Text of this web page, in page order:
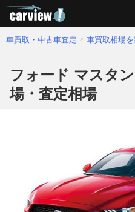
車買取・中古車査定 車買取相場
フォード マスタ
場・査定相場